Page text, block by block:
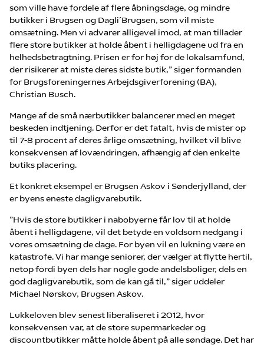
som ville have fordele af flere åbningsdage, og mindre
butikker i Brugsen og Dagli´Brugsen, som vil miste
omsætning. Men vi advarer alligevel imod, at man tillader
flere store butikker at holde åbent i helligdagene ud fra en
helhedsbetragtning. Prisen er for høj for de lokalsamfund,
der risikerer at miste deres sidste butik,” siger formanden
for Brugsforeningernes Arbejdsgiverforening (BA),
Christian Busch.
Mange af de små nærbutikker balancerer med en meget
beskeden indtjening. Derfor er det fatalt, hvis de mister op
til 7-8 procent af deres årlige omsætning, hvilket vil blive
konsekvensen af lovændringen, afhængig af den enkelte
butiks placering.
Et konkret eksempel er Brugsen Askov i Sønderjylland, der
er byens eneste dagligvarebutik.
”Hvis de store butikker i nabobyerne får lov til at holde
åbent i helligdagene, vil det betyde en voldsom nedgang i
vores omsætning de dage. For byen vil en lukning være en
katastrofe. Vi har mange seniorer, der vælger at flytte hertil,
netop fordi byen dels har nogle gode andelsboliger, dels en
god dagligvarebutik, som de kan gå til,” siger uddeler
Michael Nørskov, Brugsen Askov.
Lukkeloven blev senest liberaliseret i 2012, hvor
konsekvensen var, at de store supermarkeder og
discountbutikker måtte holde åbent på alle søndage. Det har